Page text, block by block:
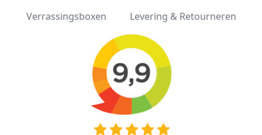
Verrassingsboxen
Levering & Retourneren